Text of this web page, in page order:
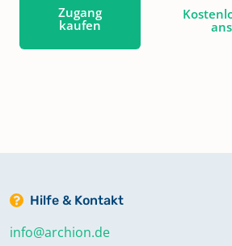
Zugang
kaufen
Hilfe & Kontakt
info@archion.de